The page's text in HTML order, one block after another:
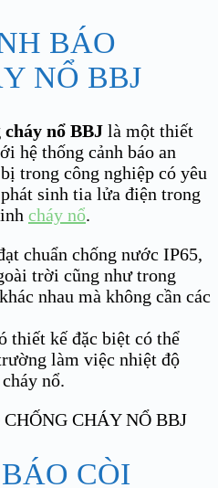
BÁO
NỔ BBJ
cháy nổ BBJ là một thiết
hệ thống cảnh báo an
trong công nghiệp có yêu
sinh tia lửa điện trong
cháy nổ.
chuẩn chống nước IP65,
trời cũng như trong
nhau mà không cần các
thiết kế đặc biệt có thể
làm việc nhiệt độ
nổ.